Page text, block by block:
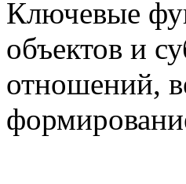
Ключевые
объектов и
отношений,